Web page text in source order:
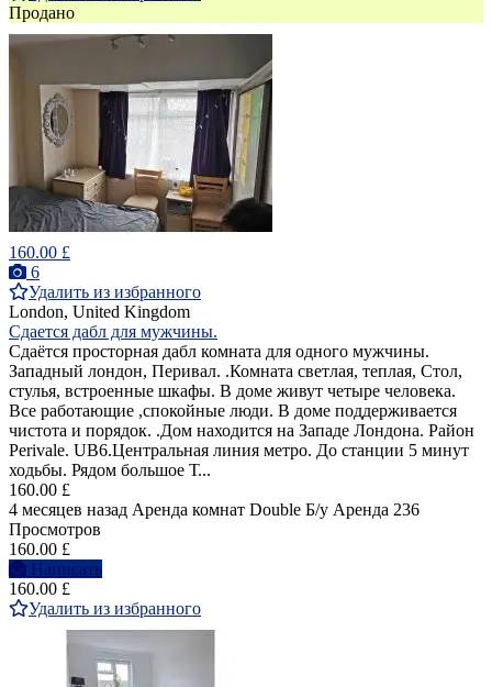
Продано
160.00 £
6
Удалить из избранного
London, United Kingdom
Сдается дабл для мужчины.
Cдаётся просторная дабл комната для одного мужчины.
Западный лондон, Перивал. .Комната светлая, теплая, Стол,
стулья, встроенные шкафы. В доме живут четыре человека.
Все работающие ,спокойные люди. В доме поддерживается
чистота и порядок. .Дом находится на Западе Лондона. Район
Perivale. UB6.Центральная линия метро. До станции 5 минут
ходьбы. Рядом большое Т...
160.00 £
4 месяцев назад Аренда комнат Double Б/у Аренда 236
Просмотров
160.00 £
Написать
160.00 £
Удалить из избранного